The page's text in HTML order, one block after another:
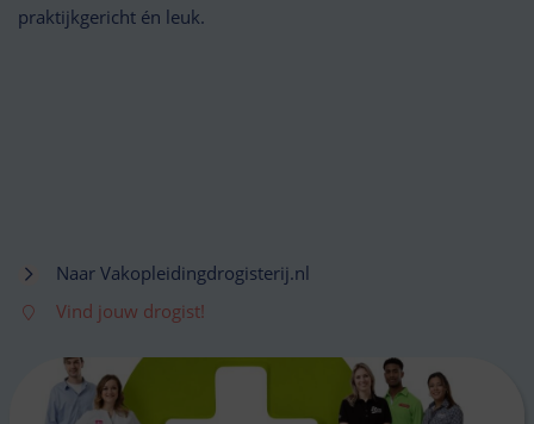
praktijkgericht én leuk.
Naar Vakopleidingdrogisterij.nl
Vind jouw drogist!